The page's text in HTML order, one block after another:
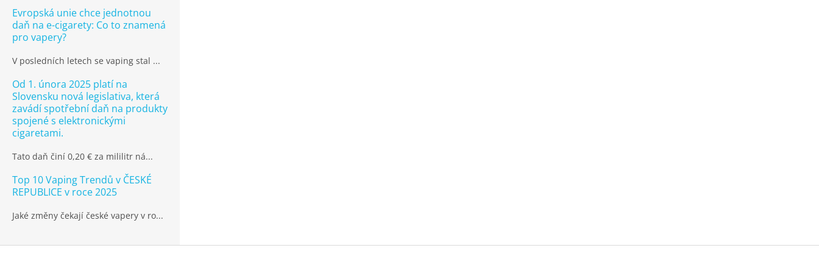
Evropská unie chce jednotnou
daň na e-cigarety: Co to znamená
pro vapery?
V posledních letech se vaping stal ...
Od 1. února 2025 platí na
Slovensku nová legislativa, která
zavádí spotřební daň na produkty
spojené s elektronickými
cigaretami.
Tato daň činí 0,20 € za mililitr ná...
Top 10 Vaping Trendů v ČESKÉ
REPUBLICE v roce 2025
Jaké změny čekají české vapery v ro...